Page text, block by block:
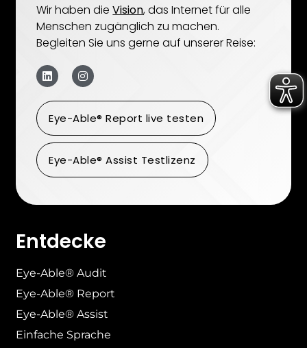
Wir haben dieVision, das Internet für alle
Menschen zugänglich zu machen.
Begleiten Sie uns gerne auf unserer Reise:
Eye-Able® Report live testen
Eye-Able® Assist Testlizenz
Entdecke
Eye-Able® Audit
Eye-Able® Report
Eye-Able® Assist
Einfache Sprache